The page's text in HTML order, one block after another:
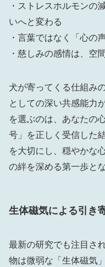
・ストレスホルモンの
いへと変わる
・言葉ではなく「心の
・慈しみの感情は、空
犬が寄ってくる仕組み
としての深い共感能力
を選ぶのは、あなたの
号」を正しく受信した
を大切にし、穏やかな
の絆を深める第一歩と
生体磁気による引き
最新の研究でも注目さ
物は微弱な「生体磁気